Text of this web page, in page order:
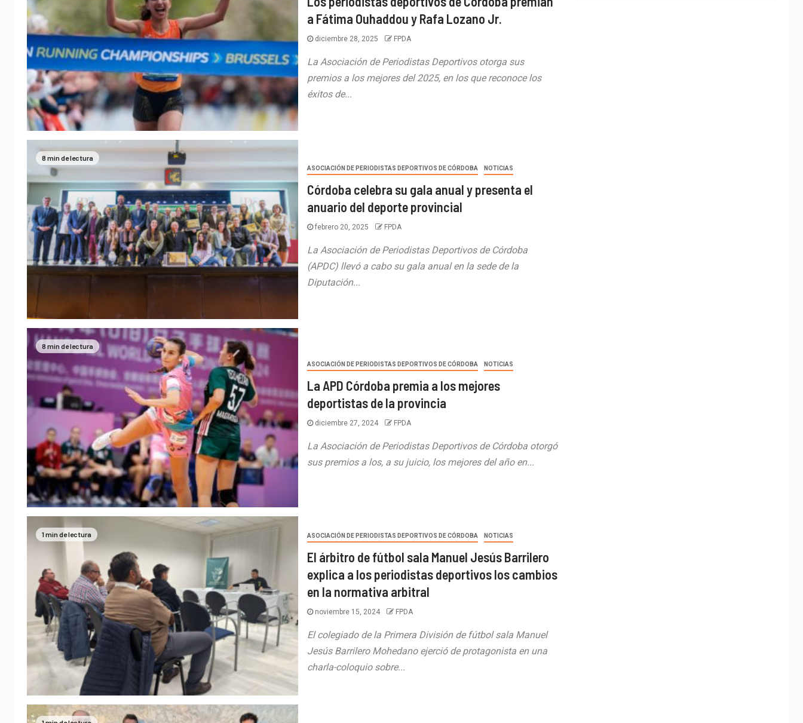
a Fátima Ouhaddou y Rafa Lozano Jr.
diciembre 28, 2025 FPDA
La Asociación de Periodistas Deportivos otorga sus
premios a los mejores del 2025, en los que reconoce los
éxitos de...
8 min de lectura
ASOCIACIÓN DE PERIODISTAS DEPORTIVOS DE CÓRDOBA NOTICIAS
Córdoba celebra su gala anual y presenta el
anuario del deporte provincial
febrero 20, 2025 FPDA
La Asociación de Periodistas Deportivos de Córdoba
(APDC) llevó a cabo su gala anual en la sede de la
Diputación...
8 min de lectura
ASOCIACIÓN DE PERIODISTAS DEPORTIVOS DE CÓRDOBA NOTICIAS
La APD Córdoba premia a los mejores
deportistas de la provincia
diciembre 27, 2024 FPDA
La Asociación de Periodistas Deportivos de Córdoba otorgó
sus premios a los, a su juicio, los mejores del año en...
1 min de lectura ASOCIACIÓN DE PERIODISTAS DEPORTIVOS DE CÓRDOBA NOTICIAS
El árbitro de fútbol sala Manuel Jesús Barrilero
explica a los periodistas deportivos los cambios
en la normativa arbitral
noviembre 15, 2024 FPDA
El colegiado de la Primera División de fútbol sala Manuel
Jesús Barrilero Mohedano ejerció de protagonista en una
charla-coloquio sobre...